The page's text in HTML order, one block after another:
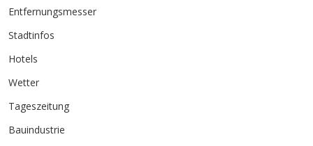
Entfernungsmesser
Stadtinfos
Hotels
Wetter
Tageszeitung
Bauindustrie